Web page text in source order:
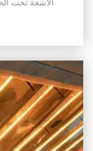
الأشعة تحت